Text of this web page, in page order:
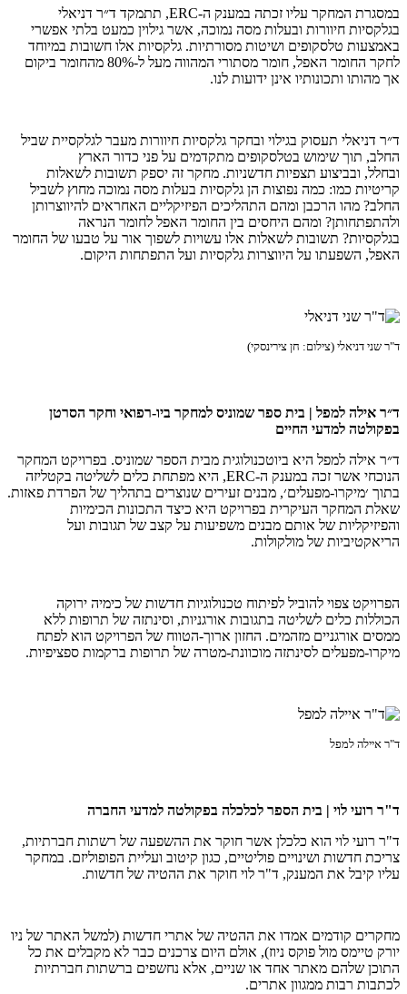
במסגרת המחקר עליו זכתה במענק ה-ERC, תתמקד ד״ר דניאלי
בגלקסיות חיוורות ובעלות מסה נמוכה, אשר גילוין כמעט בלתי אפשרי
באמצעות טלסקופים ושיטות מסורתיות. גלקסיות אלו חשובות במיוחד
לחקר החומר האפל, חומר מסתורי המהווה מעל ל-80% מהחומר ביקום
אך מהותו ותכונותיו אינן ידועות לנו.
ד״ר דניאלי תעסוק בגילוי ובחקר גלקסיות חיוורות מעבר לגלקסיית שביל
החלב, תוך שימוש בטלסקופים מתקדמים על פני כדור הארץ
ובחלל, ובביצוע תצפיות חדשניות. מחקר זה יספק תשובות לשאלות
קריטיות כמו: כמה נפוצות הן גלקסיות בעלות מסה נמוכה מחוץ לשביל
החלב? מהו הרכבן ומהם התהליכים הפיזיקליים האחראים להיווצרותן
ולהתפתחותן? ומהם היחסים בין החומר האפל לחומר הנראה
בגלקסיות? תשובות לשאלות אלו עשויות לשפוך אור על טבעו של החומר
האפל, השפעתו על היווצרות גלקסיות ועל התפתחות היקום.
ד"ר שני דניאלי (צילום: חן צירינסקי)
ד״ר אילה למפל | בית ספר שמוניס למחקר ביו-רפואי וחקר הסרטן
בפקולטה למדעי החיים
ד״ר אילה למפל היא ביוטכנולוגית מבית הספר שמוניס. בפרויקט המחקר
הנוכחי אשר זכה במענק ה-ERC, היא מפתחת כלים לשליטה בקטליזה
בתוך ׳מיקרו-מפעלים׳, מבנים זעירים שנוצרים בתהליך של הפרדת פאזות.
שאלת המחקר העיקרית בפרויקט היא כיצד התכונות הכימיות
והפיזיקליות של אותם מבנים משפיעות על קצב של תגובות ועל
הריאקטיביות של מולקולות.
הפרויקט צפוי להוביל לפיתוח טכנולוגיות חדשות של כימיה ירוקה
הכוללות כלים לשליטה בתגובות אורגניות, וסינתזה של תרופות ללא
ממסים אורגניים מזהמים. החזון ארוך-הטווח של הפרויקט הוא לפתח
מיקרו-מפעלים לסינתזה מוכוונת-מטרה של תרופות ברקמות ספציפיות.
ד"ר איילה למפל
ד"ר רועי לוי | בית הספר לכלכלה בפקולטה למדעי החברה
ד"ר רועי לוי הוא כלכלן אשר חוקר את ההשפעה של רשתות חברתיות,
צריכת חדשות ושינויים פוליטיים, כגון קיטוב ועליית הפופוליזם. במחקר
עליו קיבל את המענק, ד"ר לוי חוקר את ההטיה של חדשות.
מחקרים קודמים אמדו את ההטיה של אתרי חדשות (למשל האתר של ניו
יורק טיימס מול פוקס ניוז), אולם היום צרכנים כבר לא מקבלים את כל
התוכן שלהם מאתר אחד או שניים, אלא נחשפים ברשתות חברתיות
לכתבות רבות ממגוון אתרים.